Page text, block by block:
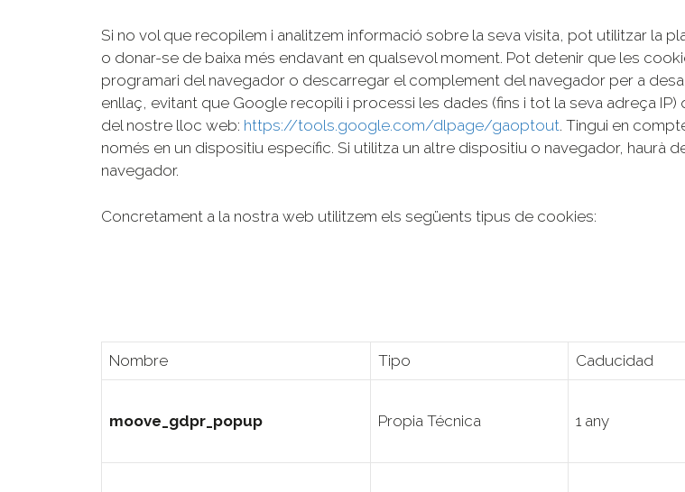
Si no vol que recopilem i analitzem informació sobre la seva visita, pot utilitzar la
o donar-se de baixa més endavant en qualsevol moment. Pot detenir que les
programari del navegador o descarregar el complement del navegador per a
enllaç, evitant que Google recopili i processi les dades (fins i tot la seva adreça
del nostre lloc web: https://tools.google.com/dlpage/gaoptout. Tingui en
només en un dispositiu específic. Si utilitza un altre dispositiu o navegador, haurà
navegador.
Concretament a la nostra web utilitzem els següents tipus de cookies:
Nombre Tipo Caducidad
moove_gdpr_popup Propia Técnica 1 any